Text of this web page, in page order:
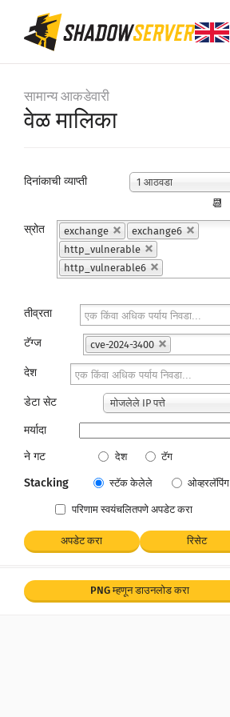
सामान्य आकडेवारी
वेळ मालिका
दिनांकाची व्याप्ती 1 आठवडा
📆
स्रोत
exchange
exchange6
http_vulnerable
http_vulnerable6
तीव्रता
टॅग्ज cve-2024-3400
देश
डेटा सेट मोजलेले IP पत्ते
मर्यादा
ने गट
देश टॅग
Stacking स्टॅक केलेले ओव्हरलॅपिंग
परिणाम स्वयंचलितपणे अपडेट करा
अपडेट करा रिसेट
PNG म्हणून डाउनलोड करा